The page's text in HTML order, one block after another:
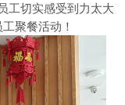
工切实感受到力太大
聚餐活动！